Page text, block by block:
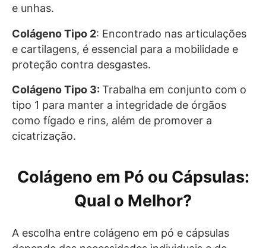
e unhas.
Colágeno Tipo 2: Encontrado nas articulações
e cartilagens, é essencial para a mobilidade e
proteção contra desgastes.
Colágeno Tipo 3: Trabalha em conjunto com o
tipo 1 para manter a integridade de órgãos
como fígado e rins, além de promover a
cicatrização.
Colágeno em Pó ou Cápsulas:
Qual o Melhor?
A escolha entre colágeno em pó e cápsulas